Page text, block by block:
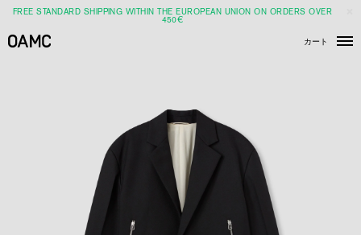
FREE STANDARD SHIPPING WITHIN THE EUROPEAN UNION ON ORDERS OVER
450€
カート
メ